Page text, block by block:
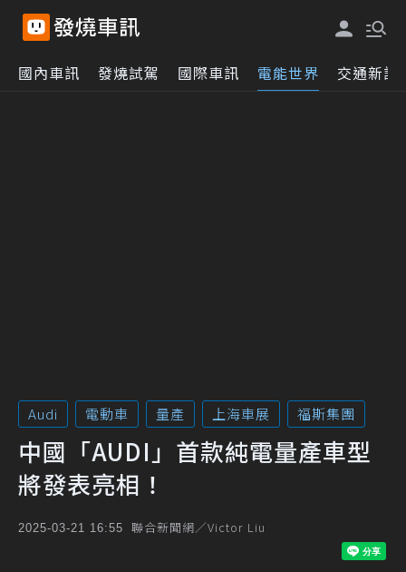
國內車訊 發燒試駕 國際車訊 電能世界 交通新訊
Audi 電動車 量產 上海車展 福斯集團
中國「AUDI」首款純電量產車型
將發表亮相！
2025-03-21 16:55 聯合新聞網／Victor Liu